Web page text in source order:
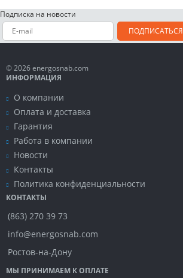
Подписка на новости
ПОДПИСАТЬСЯ
© 2026 energosnab.com
ИНФОРМАЦИЯ
О компании
Оплата и доставка
Гарантия
Работа в компании
Новости
Контакты
Политика конфиденциальности
КОНТАКТЫ
(863) 270 39 73
info@energosnab.com
Ростов-на-Дону
МЫ ПРИНИМАЕМ К ОПЛАТЕ